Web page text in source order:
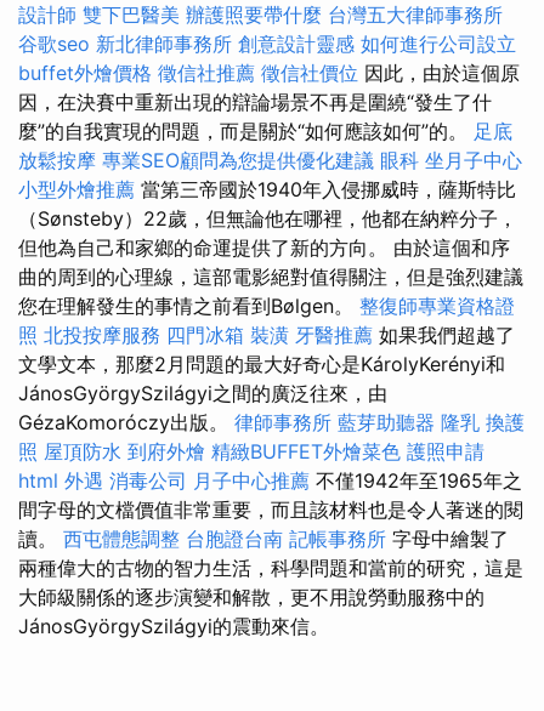
設計師 雙下巴醫美 辦護照要帶什麼 台灣五大律師事務所
谷歌seo 新北律師事務所 創意設計靈感 如何進行公司設立
buffet外燴價格 徵信社推薦 徵信社價位 因此，由於這個原
因，在決賽中重新出現的辯論場景不再是圍繞“發生了什
麼”的自我實現的問題，而是關於“如何應該如何”的。 足底
放鬆按摩 專業SEO顧問為您提供優化建議 眼科 坐月子中心
小型外燴推薦 當第三帝國於1940年入侵挪威時，薩斯特比
（Sønsteby）22歲，但無論他在哪裡，他都在納粹分子，
但他為自己和家鄉的命運提供了新的方向。 由於這個和序
曲的周到的心理線，這部電影絕對值得關注，但是強烈建議
您在理解發生的事情之前看到Bølgen。 整復師專業資格證
照 北投按摩服務 四門冰箱 裝潢 牙醫推薦 如果我們超越了
文學文本，那麼2月問題的最大好奇心是KárolyKerényi和
JánosGyörgySzilágyi之間的廣泛往來，由
GézaKomoróczy出版。 律師事務所 藍芽助聽器 隆乳 換護
照 屋頂防水 到府外燴 精緻BUFFET外燴菜色 護照申請
html 外遇 消毒公司 月子中心推薦 不僅1942年至1965年之
間字母的文檔價值非常重要，而且該材料也是令人著迷的閱
讀。 西屯體態調整 台胞證台南 記帳事務所 字母中繪製了
兩種偉大的古物的智力生活，科學問題和當前的研究，這是
大師級關係的逐步演變和解散，更不用說勞動服務中的
JánosGyörgySzilágyi的震動來信。